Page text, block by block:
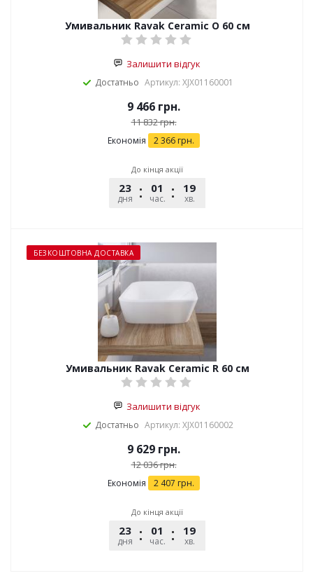
Умивальник Ravak Ceramic O 60 см
Залишити відгук
Достатньо Артикул: XJX01160001
9 466 грн.
11 832грн.
Економія 2 366 грн.
До кінця акції
23
дня
01
час.
19
хв.
БЕЗКОШТОВНА ДОСТАВКА
Умивальник Ravak Ceramic R 60 см
Залишити відгук
Достатньо Артикул: XJX01160002
9 629 грн.
12 036грн.
Економія 2 407 грн.
До кінця акції
23
дня
01
час.
19
хв.